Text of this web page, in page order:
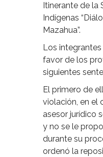
Itinerante de la
Indígenas
Mazahua”.
Los
favor de los
siguientes
El primero de
violación, en el
asesor jurídico
y no se le
durante su
ordenó la